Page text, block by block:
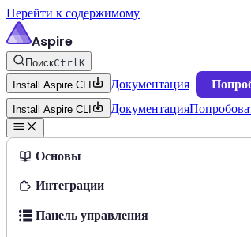
Перейти к содержимому
Aspire
ПоискCtrlK
Install Aspire CLI
Документация
Install Aspire CLI Документация
Основы
Интеграции
Панель управления